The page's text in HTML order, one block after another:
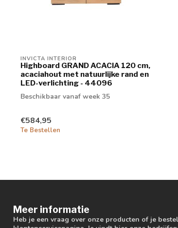
INVICTA INTERIOR
Highboard GRAND ACACIA 120 cm,
acaciahout met natuurlijke rand en
LED-verlichting - 44096
Beschikbaar vanaf week 35
€584,95
Te Bestellen
Meer informatie
Heb je een vraag over onze producten of je